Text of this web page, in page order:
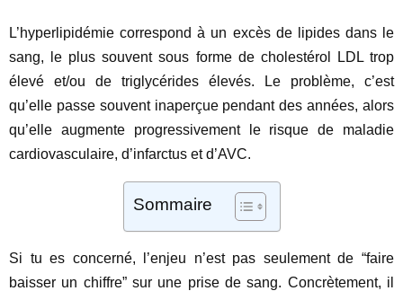
L’hyperlipidémie correspond à un excès de lipides dans le
sang, le plus souvent sous forme de cholestérol LDL trop
élevé et/ou de triglycérides élevés. Le problème, c’est
qu’elle passe souvent inaperçue pendant des années, alors
qu’elle augmente progressivement le risque de maladie
cardiovasculaire, d’infarctus et d’AVC.
Sommaire
Si tu es concerné, l’enjeu n’est pas seulement de “faire
baisser un chiffre” sur une prise de sang. Concrètement, il